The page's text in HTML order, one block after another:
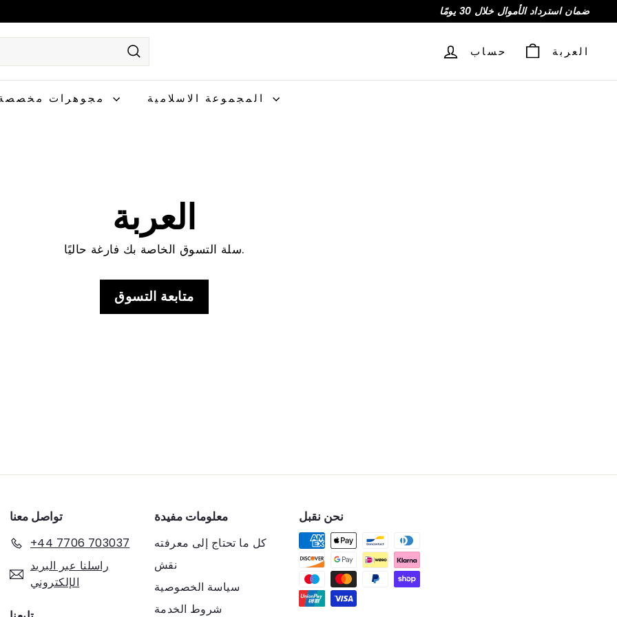
ضمان استرداد الأموال خلال 30 يومًا
يبحث
حساب العربة
العربة
سلة التسوق الخاصة بك فارغة حاليًا.
متابعة التسوق
تواصل معنا
+44 7706 703037
راسلنا عبر البريد
الإلكتروني
معلومات مفيدة
كل ما تحتاج إلى معرفته
نقش
سياسة الخصوصية
شروط الخدمة
نحن نقبل